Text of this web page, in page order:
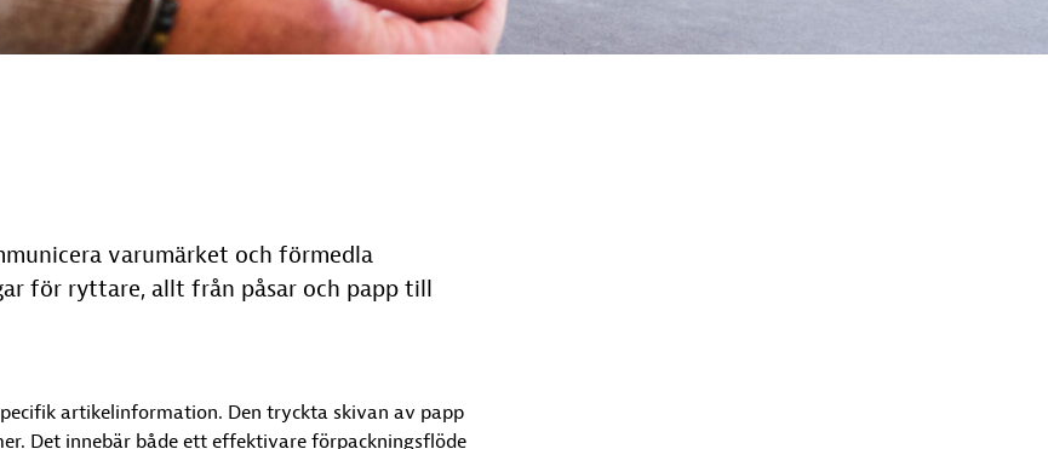
varumärket och förmedla
för ryttare, allt från påsar och papp till
artikelinformation. Den tryckta skivan av papp
Det innebär både ett effektivare förpackningsflöde